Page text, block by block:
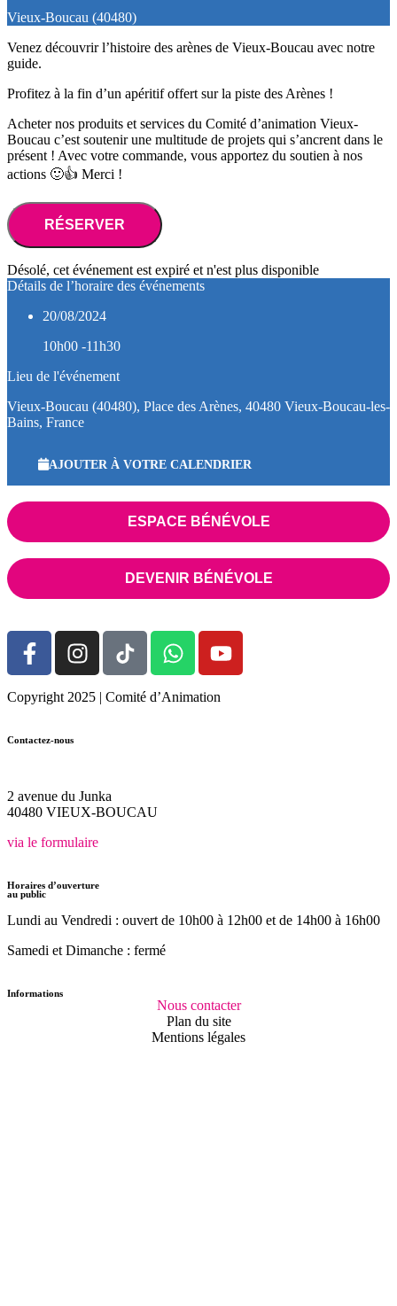
Vieux-Boucau (40480)
Venez découvrir l’histoire des arènes de Vieux-Boucau avec notre
guide.
Profitez à la fin d’un apéritif offert sur la piste des Arènes !
Acheter nos produits et services du Comité d’animation Vieux-
Boucau c’est soutenir une multitude de projets qui s’ancrent dans le
présent ! Avec votre commande, vous apportez du soutien à nos
actions 🙂👍 Merci !
RÉSERVER
Désolé, cet événement est expiré et n'est plus disponible
Détails de l’horaire des événements
20/08/2024
10h00 -11h30
Lieu de l'événement
Vieux-Boucau (40480), Place des Arènes, 40480 Vieux-Boucau-les-
Bains, France
AJOUTER À VOTRE CALENDRIER
ESPACE BÉNÉVOLE
DEVENIR BÉNÉVOLE
Copyright 2025 | Comité d’Animation
Contactez-nous
2 avenue du Junka
40480 VIEUX-BOUCAU
via le formulaire
Horaires d’ouverture
au public
Lundi au Vendredi : ouvert de 10h00 à 12h00 et de 14h00 à 16h00
Samedi et Dimanche : fermé
Informations
Nous contacter
Plan du site
Mentions légales